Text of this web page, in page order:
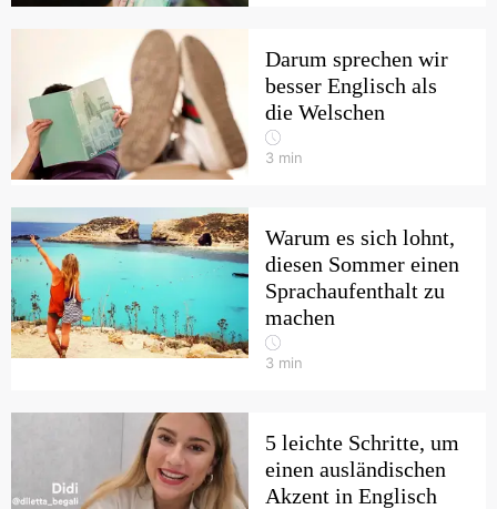
Darum sprechen wir
besser Englisch als
die Welschen
3 min
Warum es sich lohnt,
diesen Sommer einen
Sprachaufenthalt zu
machen
3 min
5 leichte Schritte, um
einen ausländischen
Akzent in Englisch